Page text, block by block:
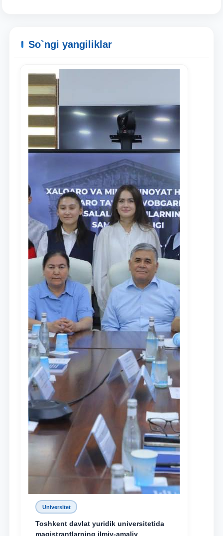
Ism va familiyangiz
Telefon raqamingiz
yuborish
So`ngi yangiliklar
Universitet
Toshkent davlat yuridik universitetida
magistrantlarning ilmiy-amaliy